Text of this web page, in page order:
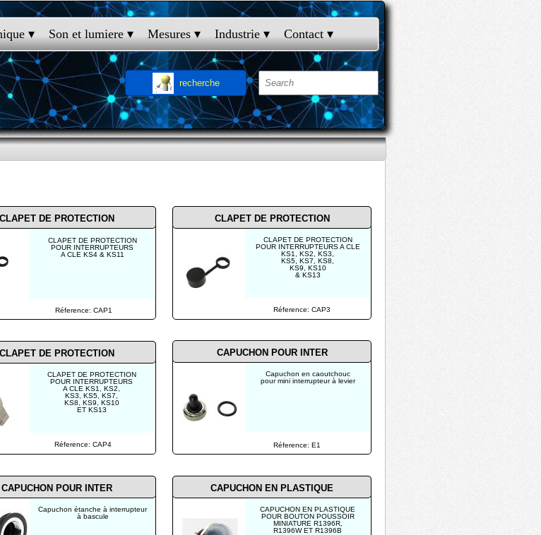
▾ Son et lumiere ▾ Mesures ▾ Industrie ▾ Contact ▾
recherche
Capuchon étanche à interrupteur
à bascule
CAPUCHON POUR INTER
Capuchon en caoutchouc
pour mini interrupteur à levier
Réference: E1
CAPUCHON POUR INTER
CAPUCHON EN PLASTIQUE
CAPUCHON EN PLASTIQUE
POUR BOUTON POUSSOIR
MINIATURE R1396R,
R1396W ET R1396B
CLAPET DE PROTECTION
POUR INTERRUPTEURS
A CLE KS1, KS2,
KS3, KS5, KS7,
KS8, KS9, KS10
ET KS13
CLAPET DE PROTECTION
POUR INTERRUPTEURS
A CLE KS4 & KS11
Réference: CAP4
Réference: CAP1
CLAPET DE PROTECTION
CLAPET DE PROTECTION
Réference: CAP3
CLAPET DE PROTECTION
CLAPET DE PROTECTION
POUR INTERRUPTEURS A CLE
KS1, KS2, KS3,
KS5, KS7, KS8,
KS9, KS10
& KS13